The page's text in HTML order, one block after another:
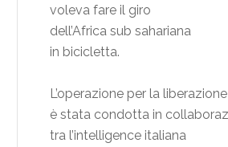
voleva fare il giro
dell’Africa sub sahariana
in bicicletta.
L’operazione per la
è stata condotta in
tra l’intelligence italiana